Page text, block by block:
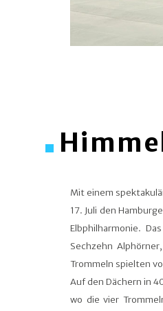
Mit einem
17. Juli den
Elbphilharmonie.
Sechzehn
Trommeln spielten
Auf den Dächern in
wo die vier